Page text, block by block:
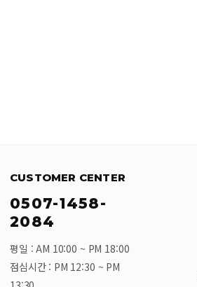
CUSTOMER CENTER
0507-1458-
2084
평일 : AM 10:00 ~ PM 18:00
점심시간 : PM 12:30 ~ PM